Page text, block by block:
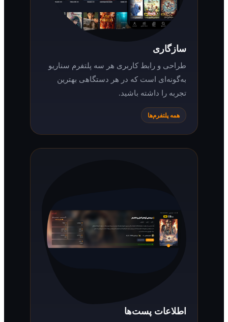
طراحی و رابط کاربری هر سه پلتفرم سناریو
به‌گونه‌ای است که در هر دستگاهی بهترین
تجربه را داشته باشید.
همه پلتفرم‌ها
اطلاعات پست‌ها